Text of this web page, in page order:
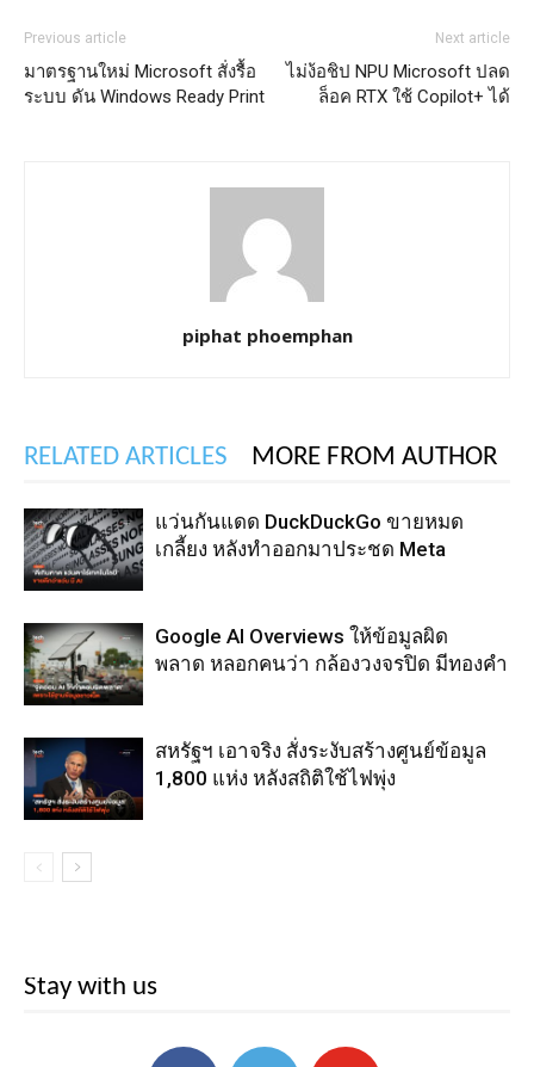
Previous article
มาตรฐานใหม่ Microsoft สั่งรื้อ
ระบบ ดัน Windows Ready Print
Next article
ไม่ง้อชิป NPU Microsoft ปลด
ล็อค RTX ใช้ Copilot+ ได้
piphat phoemphan
RELATED ARTICLES MORE FROM AUTHOR
แว่นกันแดด DuckDuckGo ขายหมด
เกลี้ยง หลังทำออกมาประชด Meta
Google AI Overviews ให้ข้อมูลผิด
พลาด หลอกคนว่า กล้องวงจรปิด มีทองคำ
สหรัฐฯ เอาจริง สั่งระงับสร้างศูนย์ข้อมูล
1,800 แห่ง หลังสถิติใช้ไฟพุ่ง
Stay with us